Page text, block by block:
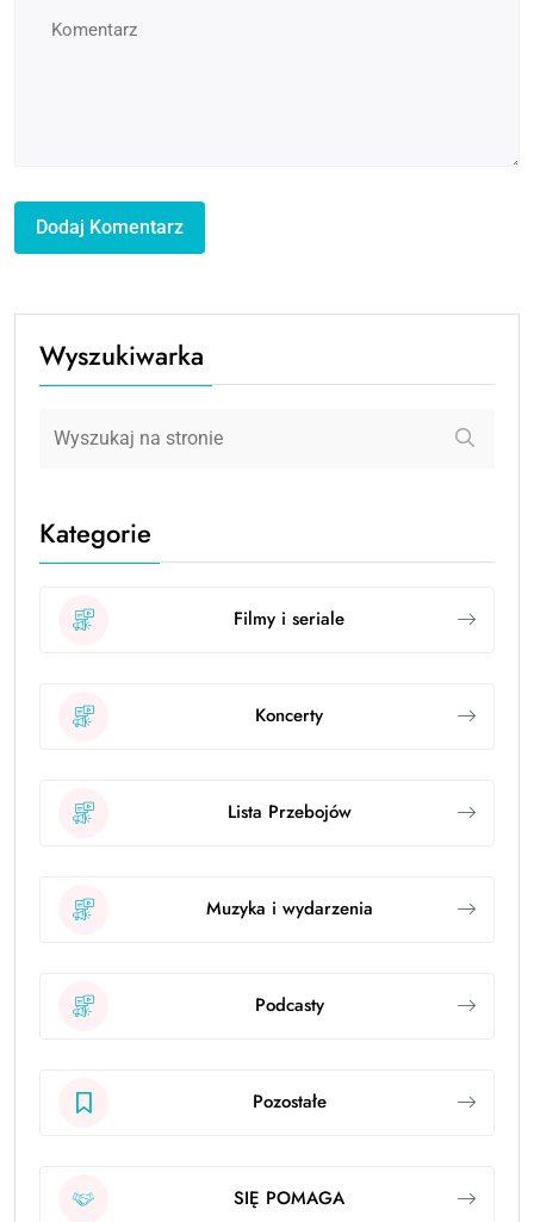
Wyszukiwarka
Kategorie
Filmy i seriale
Koncerty
Lista Przebojów
Muzyka i wydarzenia
Podcasty
Pozostałe
SIĘ POMAGA